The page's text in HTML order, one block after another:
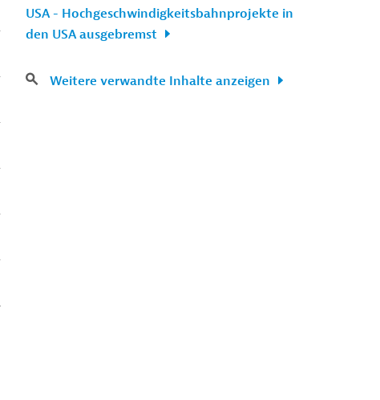
USA - Hochgeschwindigkeitsbahnprojekte in
den USA ausgebremst
Weitere verwandte Inhalte anzeigen